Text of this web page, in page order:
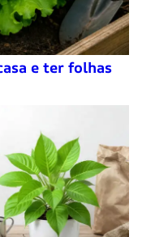
e ter folhas